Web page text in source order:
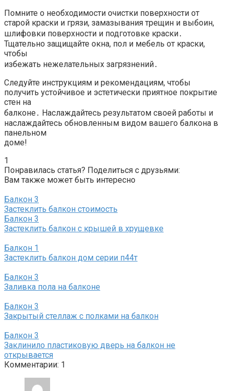
Помните о необходимости очистки поверхности от
старой краски и грязи, замазывания трещин и выбоин,
шлифовки поверхности и подготовке краски․
Тщательно защищайте окна, пол и мебель от краски,
чтобы
избежать нежелательных загрязнений․
Следуйте инструкциям и рекомендациям, чтобы
получить устойчивое и эстетически приятное покрытие
стен на
балконе․ Наслаждайтесь результатом своей работы и
наслаждайтесь обновленным видом вашего балкона в
панельном
доме!
1
Понравилась статья? Поделиться с друзьями:
Вам также может быть интересно
Балкон 3
Застеклить балкон стоимость
Балкон 3
Застеклить балкон с крышей в хрущевке
Балкон 1
Застеклить балкон дом серии п44т
Балкон 3
Заливка пола на балконе
Балкон 3
Закрытый стеллаж с полками на балкон
Балкон 3
Заклинило пластиковую дверь на балкон не
открывается
Комментарии: 1